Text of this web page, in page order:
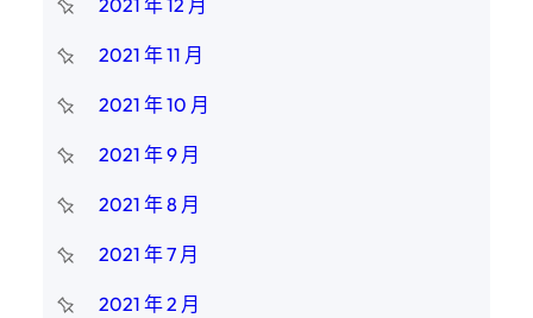
2021 年 12 月
2021 年 11 月
2021 年 10 月
2021 年 9 月
2021 年 8 月
2021 年 7 月
2021 年 2 月